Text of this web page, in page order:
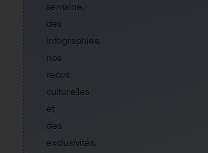
semaine,
des
infographies,
nos
recos
culturelles
et
des
exclusivités.